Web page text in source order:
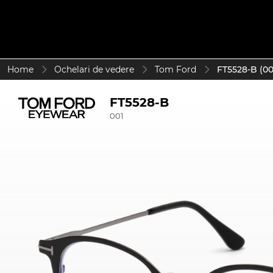
Home Ochelari de vedere Tom Ford FT5528-B
FT5528-B
001